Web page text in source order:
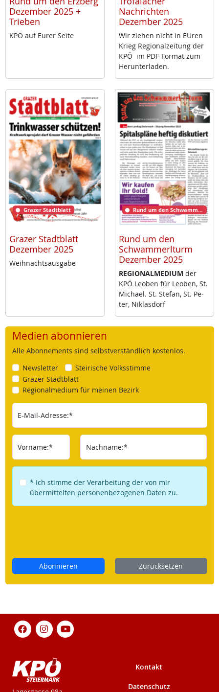
Dezember 2025 +
Trieben
KPÖ auf Eu­rer Sei­te
Nachrichten
Dezember 2025
Wir zie­hen nicht in EU­ren
Krieg Re­gio­nal­zei­tung der
KPÖ im PDF-For­mat zum
Her­un­ter­la­den.
Grazer Stadtblatt
Grazer Stadtblatt
Dezember 2025
Weih­nachts­aus­ga­be
Rund um den Schwammerlturm
Rund um den
Schwammerlturm
Dezember 2025
RE­GIO­NAL­ME­DI­UM der
KPÖ Leo­ben für Leo­ben, St.
Mi­cha­el. St. Ste­fan, St. Pe­
ter, Niklas­dorf
Medien abonnieren
Alle Abonnements sind selbstverständlich kostenlos.
Newsletter
Steirische Volksstimme
Grazer Stadtblatt
Regionalmedium für meinen Bezirk
E-Mail-Adresse:*
Vorname:* Nachname:*
* Ich stimme der Verarbeitung der von mir
übermittelten personenbezogenen Daten zu.
Abonnieren Zurücksetzen
Kontakt
Datenschutz